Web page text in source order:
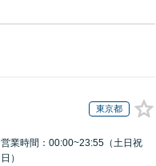
東京都
営業時間：00:00~23:55（土日祝
日）